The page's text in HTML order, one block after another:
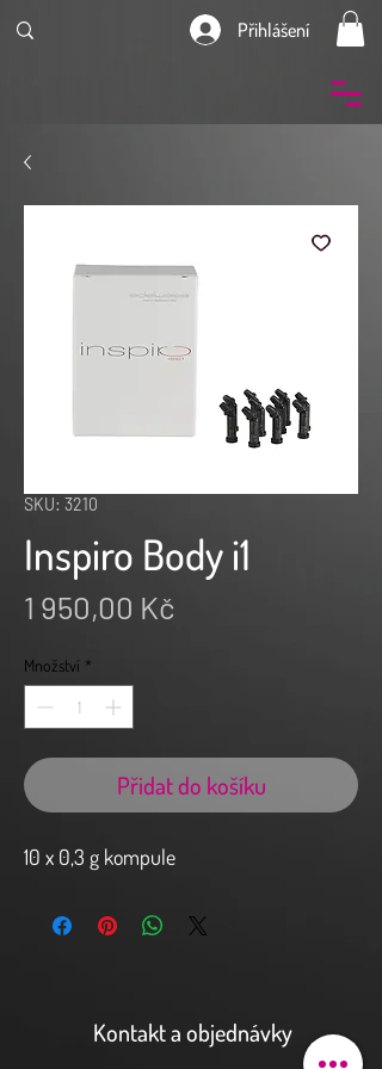
Přihlášení
SKU: 3210
Inspiro Body i1
1 950,00 Kč
Množství *
Přidat do košíku
10 x 0,3 g kompule
Kontakt a objednávky